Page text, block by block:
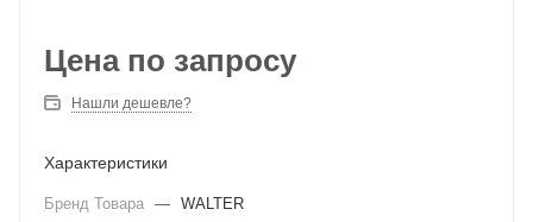
Цена по запросу
Нашли дешевле?
Характеристики
Бренд Товара — WALTER